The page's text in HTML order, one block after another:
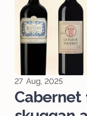
27 Aug, 2025
Cabernet